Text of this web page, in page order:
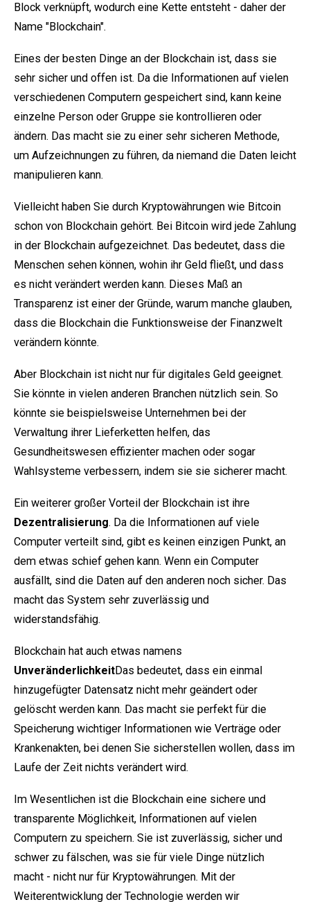
Block verknüpft, wodurch eine Kette entsteht - daher der
Name "Blockchain".
Eines der besten Dinge an der Blockchain ist, dass sie
sehr sicher und offen ist. Da die Informationen auf vielen
verschiedenen Computern gespeichert sind, kann keine
einzelne Person oder Gruppe sie kontrollieren oder
ändern. Das macht sie zu einer sehr sicheren Methode,
um Aufzeichnungen zu führen, da niemand die Daten leicht
manipulieren kann.
Vielleicht haben Sie durch Kryptowährungen wie Bitcoin
schon von Blockchain gehört. Bei Bitcoin wird jede Zahlung
in der Blockchain aufgezeichnet. Das bedeutet, dass die
Menschen sehen können, wohin ihr Geld fließt, und dass
es nicht verändert werden kann. Dieses Maß an
Transparenz ist einer der Gründe, warum manche glauben,
dass die Blockchain die Funktionsweise der Finanzwelt
verändern könnte.
Aber Blockchain ist nicht nur für digitales Geld geeignet.
Sie könnte in vielen anderen Branchen nützlich sein. So
könnte sie beispielsweise Unternehmen bei der
Verwaltung ihrer Lieferketten helfen, das
Gesundheitswesen effizienter machen oder sogar
Wahlsysteme verbessern, indem sie sie sicherer macht.
Ein weiterer großer Vorteil der Blockchain ist ihre
Dezentralisierung. Da die Informationen auf viele
Computer verteilt sind, gibt es keinen einzigen Punkt, an
dem etwas schief gehen kann. Wenn ein Computer
ausfällt, sind die Daten auf den anderen noch sicher. Das
macht das System sehr zuverlässig und
widerstandsfähig.
Blockchain hat auch etwas namens
UnveränderlichkeitDas bedeutet, dass ein einmal
hinzugefügter Datensatz nicht mehr geändert oder
gelöscht werden kann. Das macht sie perfekt für die
Speicherung wichtiger Informationen wie Verträge oder
Krankenakten, bei denen Sie sicherstellen wollen, dass im
Laufe der Zeit nichts verändert wird.
Im Wesentlichen ist die Blockchain eine sichere und
transparente Möglichkeit, Informationen auf vielen
Computern zu speichern. Sie ist zuverlässig, sicher und
schwer zu fälschen, was sie für viele Dinge nützlich
macht - nicht nur für Kryptowährungen. Mit der
Weiterentwicklung der Technologie werden wir